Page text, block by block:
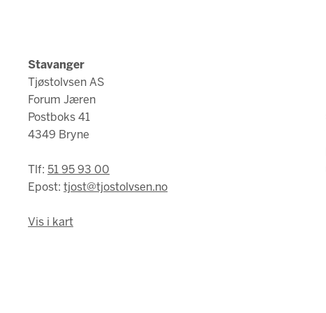
Stavanger
Tjøstolvsen AS
Forum Jæren
Postboks 41
4349 Bryne
Tlf: 51 95 93 00
Epost: tjost@tjostolvsen.no
Vis i kart